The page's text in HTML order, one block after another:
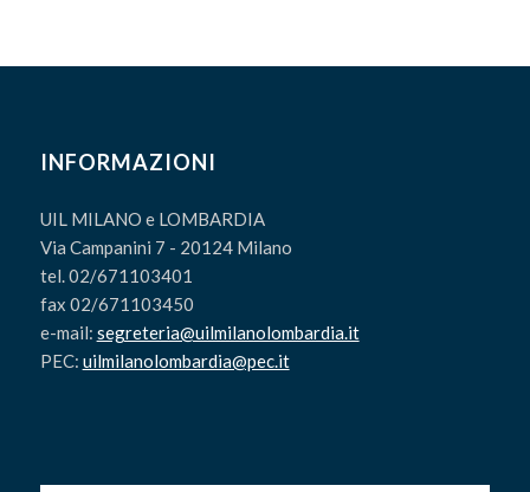
INFORMAZIONI
UIL MILANO e LOMBARDIA
Via Campanini 7 - 20124 Milano
tel. 02/671103401
fax 02/671103450
e-mail: segreteria@uilmilanolombardia.it
PEC: uilmilanolombardia@pec.it